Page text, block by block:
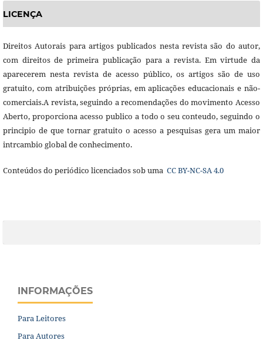
LICENÇA
Direitos Autorais para artigos publicados nesta revista são do autor,
com direitos de primeira publicação para a revista. Em virtude da
aparecerem nesta revista de acesso público, os artigos são de uso
gratuito, com atribuições próprias, em aplicações educacionais e não-
comerciais.A revista, seguindo a recomendações do movimento Acesso
Aberto, proporciona acesso publico a todo o seu conteudo, seguindo o
principio de que tornar gratuito o acesso a pesquisas gera um maior
intrcambio global de conhecimento.
Conteúdos do periódico licenciados sob uma CC BY-NC-SA 4.0
INFORMAÇÕES
Para Leitores
Para Autores